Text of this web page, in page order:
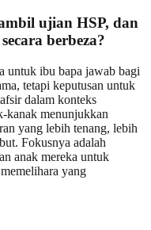
ujian HSP, dan
berbeza?
untuk ibu bapa jawab bagi
tetapi keputusan untuk
dalam konteks
kanak menunjukkan
yang lebih tenang, lebih
Fokusnya adalah
anak mereka untuk
yang